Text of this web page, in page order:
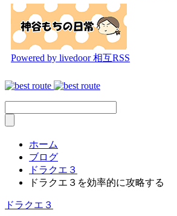
Powered by livedoor 相互RSS
ホーム
ブログ
ドラクエ３
ドラクエ３を効率的に攻略する
ドラクエ３